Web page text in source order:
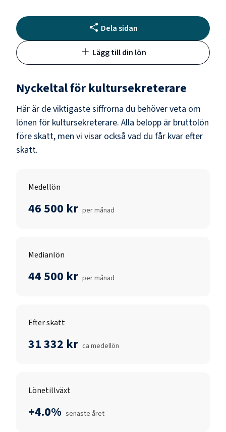
Dela sidan
Lägg till din lön
Nyckeltal för kultursekreterare
Här är de viktigaste siffrorna du behöver veta om
lönen för kultursekreterare. Alla belopp är bruttolön
före skatt, men vi visar också vad du får kvar efter
skatt.
Medellön
46 500 kr per månad
Medianlön
44 500 kr per månad
Efter skatt
31 332 kr ca medellön
Lönetillväxt
+4.0% senaste året